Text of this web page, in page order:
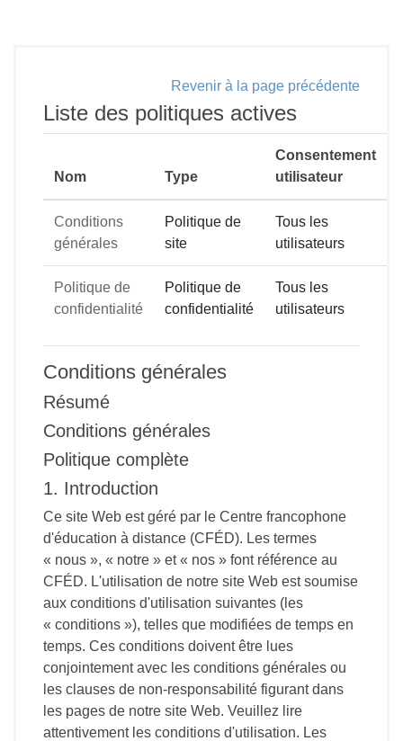
Revenir à la page précédente
Liste des politiques actives
Nom Type
Consentement
utilisateur
Conditions
générales
Politique de
site
Tous les
utilisateurs
Politique de
confidentialité
Politique de
confidentialité
Tous les
utilisateurs
Conditions générales
Résumé
Conditions générales
Politique complète
1. Introduction
Ce site Web est géré par le Centre francophone
d'éducation à distance (CFÉD). Les termes
« nous », « notre » et « nos » font référence au
CFÉD. L'utilisation de notre site Web est soumise
aux conditions d'utilisation suivantes (les
« conditions »), telles que modifiées de temps en
temps. Ces conditions doivent être lues
conjointement avec les conditions générales ou
les clauses de non-responsabilité figurant dans
les pages de notre site Web. Veuillez lire
attentivement les conditions d'utilisation. Les